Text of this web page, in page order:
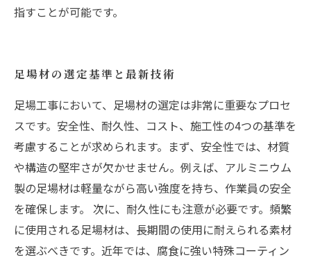
指すことが可能です。
足場材の選定基準と最新技術
足場工事において、足場材の選定は非常に重要なプロセ
スです。安全性、耐久性、コスト、施工性の4つの基準を
考慮することが求められます。まず、安全性では、材質
や構造の堅牢さが欠かせません。例えば、アルミニウム
製の足場材は軽量ながら高い強度を持ち、作業員の安全
を確保します。 次に、耐久性にも注意が必要です。頻繁
に使用される足場材は、長期間の使用に耐えられる素材
を選ぶべきです。近年では、腐食に強い特殊コーティン